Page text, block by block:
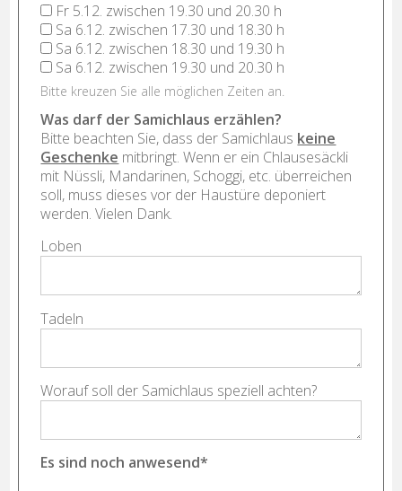
Fr 5.12. zwischen 19.30 und 20.30 h
Sa 6.12. zwischen 17.30 und 18.30 h
Sa 6.12. zwischen 18.30 und 19.30 h
Sa 6.12. zwischen 19.30 und 20.30 h
Bitte kreuzen Sie alle möglichen Zeiten an.
Was darf der Samichlaus erzählen?
Bitte beachten Sie, dass der Samichlaus keine
Geschenke mitbringt. Wenn er ein Chlausesäckli
mit Nüssli, Mandarinen, Schoggi, etc. überreichen
soll, muss dieses vor der Haustüre deponiert
werden. Vielen Dank.
Loben
Tadeln
Worauf soll der Samichlaus speziell achten?
Es sind noch anwesend*